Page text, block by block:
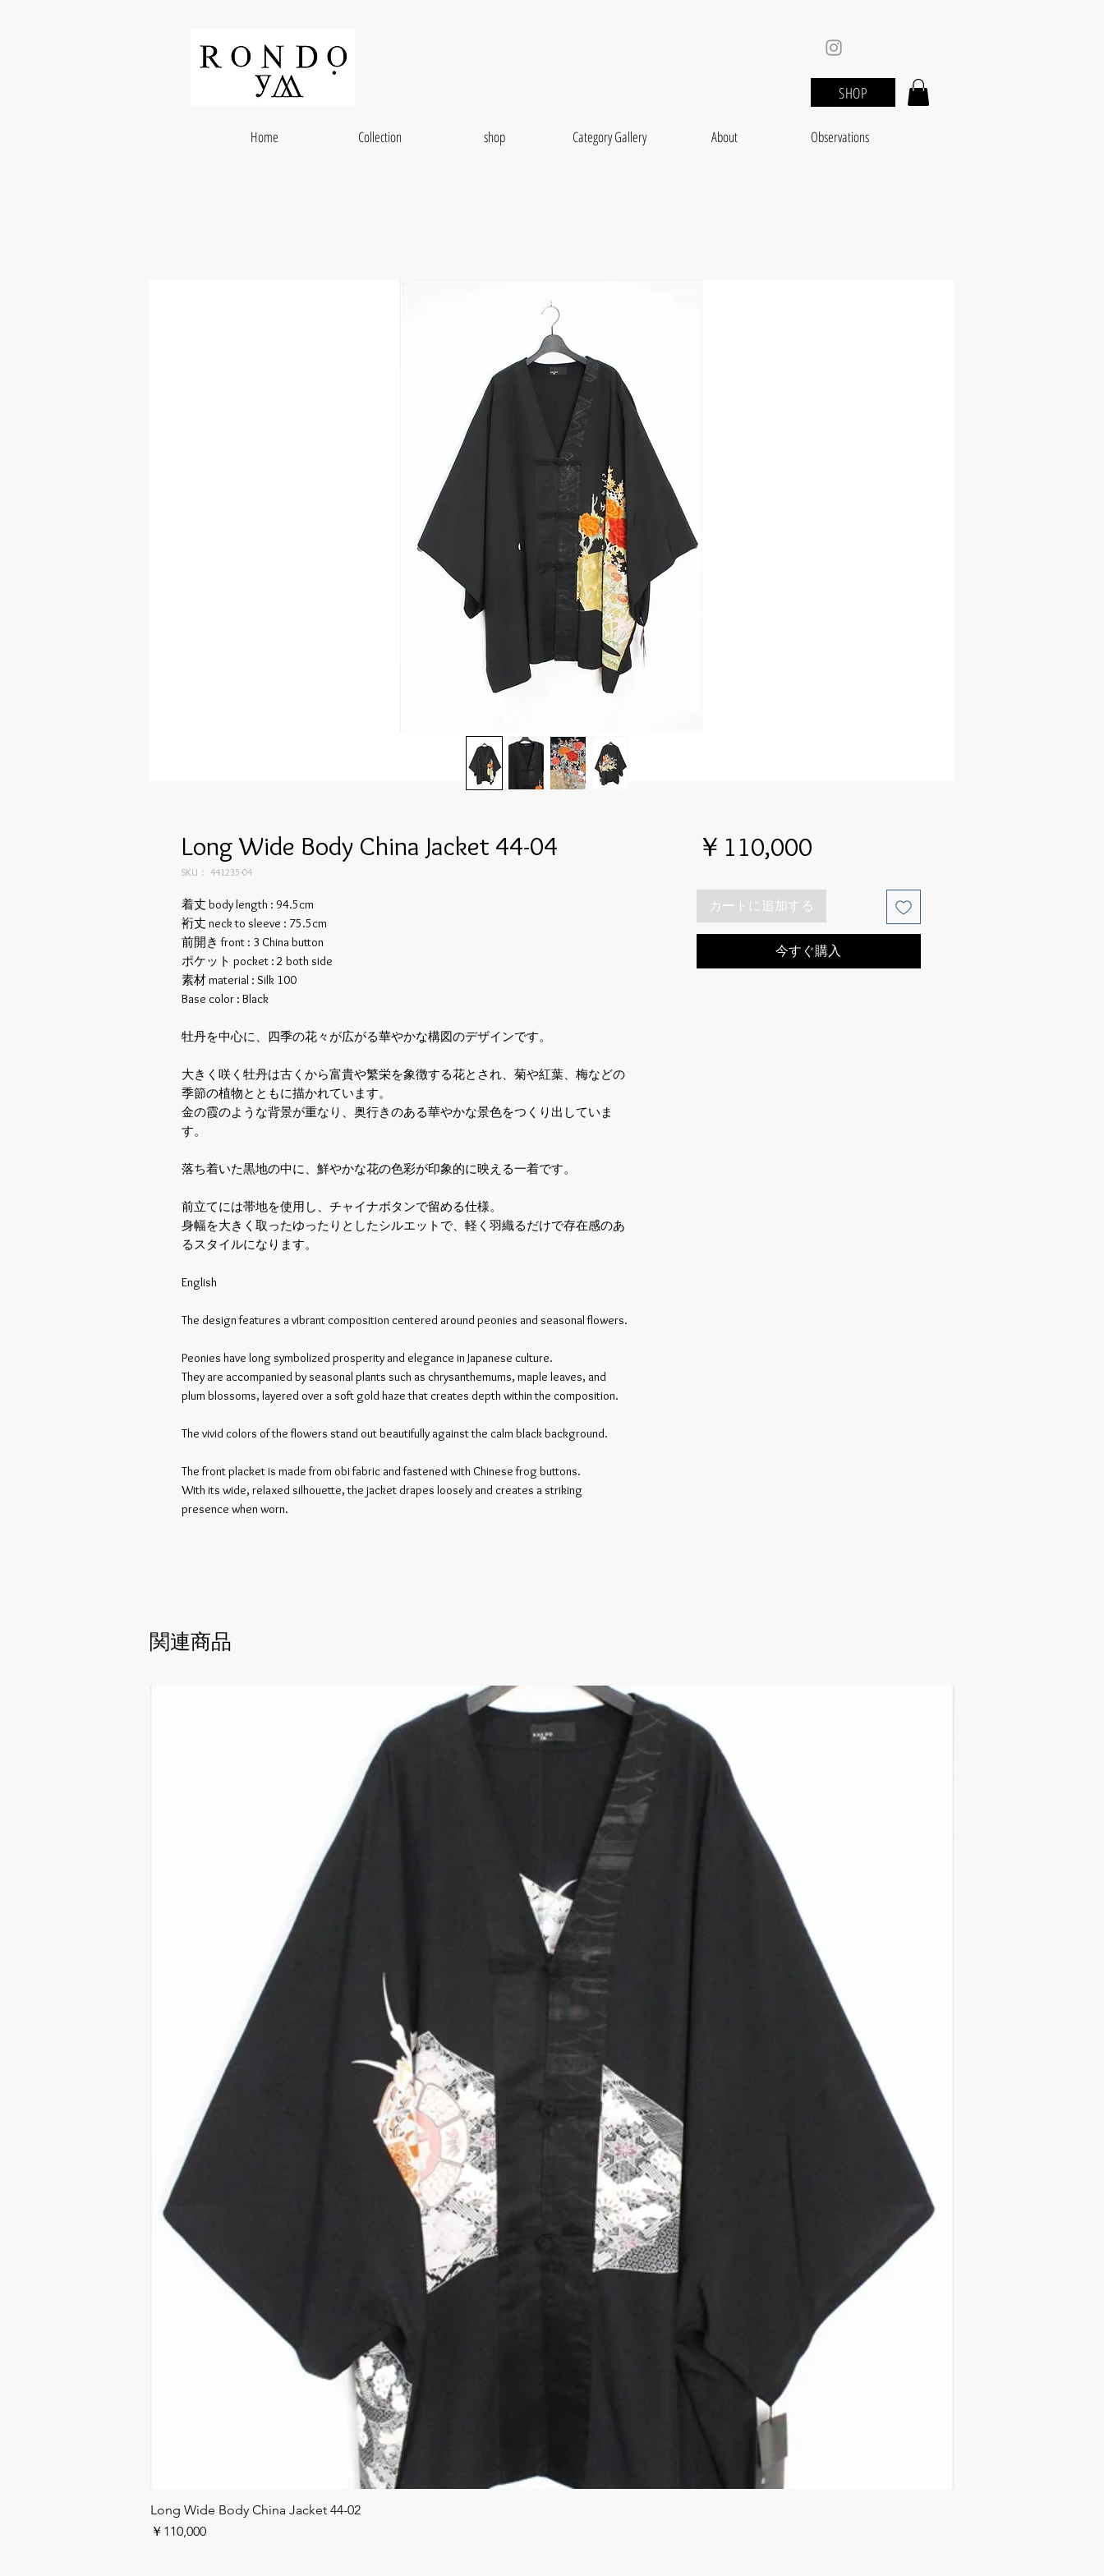
SHOP
Home Collection shop Category Gallery About Observations
Long Wide Body China Jacket 44-04
SKU： 441235-04
着丈 body length : 94.5cm
裄丈 neck to sleeve : 75.5cm
前開き front : 3 China button
ポケット pocket : 2 both side
素材 material : Silk 100
Base color : Black
牡丹を中心に、四季の花々が広がる華やかな構図のデザインです。
大きく咲く牡丹は古くから富貴や繁栄を象徴する花とされ、菊や紅葉、梅などの
季節の植物とともに描かれています。
金の霞のような背景が重なり、奥行きのある華やかな景色をつくり出していま
す。
落ち着いた黒地の中に、鮮やかな花の色彩が印象的に映える一着です。
前立てには帯地を使用し、チャイナボタンで留める仕様。
身幅を大きく取ったゆったりとしたシルエットで、軽く羽織るだけで存在感のあ
るスタイルになります。
English
The design features a vibrant composition centered around peonies and seasonal flowers.
Peonies have long symbolized prosperity and elegance in Japanese culture.
They are accompanied by seasonal plants such as chrysanthemums, maple leaves, and
plum blossoms, layered over a soft gold haze that creates depth within the composition.
The vivid colors of the flowers stand out beautifully against the calm black background.
The front placket is made from obi fabric and fastened with Chinese frog buttons.
With its wide, relaxed silhouette, the jacket drapes loosely and creates a striking
presence when worn.
￥110,000価
カートに追加する
今すぐ購入
関連商品
Long Wide Body China Jacket 44-02
価格
￥110,000